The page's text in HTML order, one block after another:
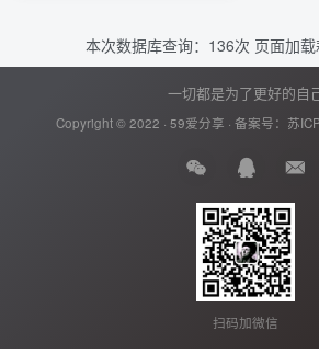
本次数据库查询：136次 页面加
一切都是为了更好的自
Copyright © 2022 · 59爱分享 · 备案号： 苏
扫码加微信